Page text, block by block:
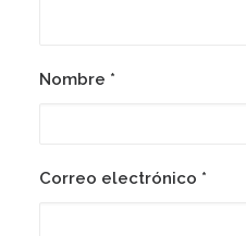
Nombre *
Correo electrónico *